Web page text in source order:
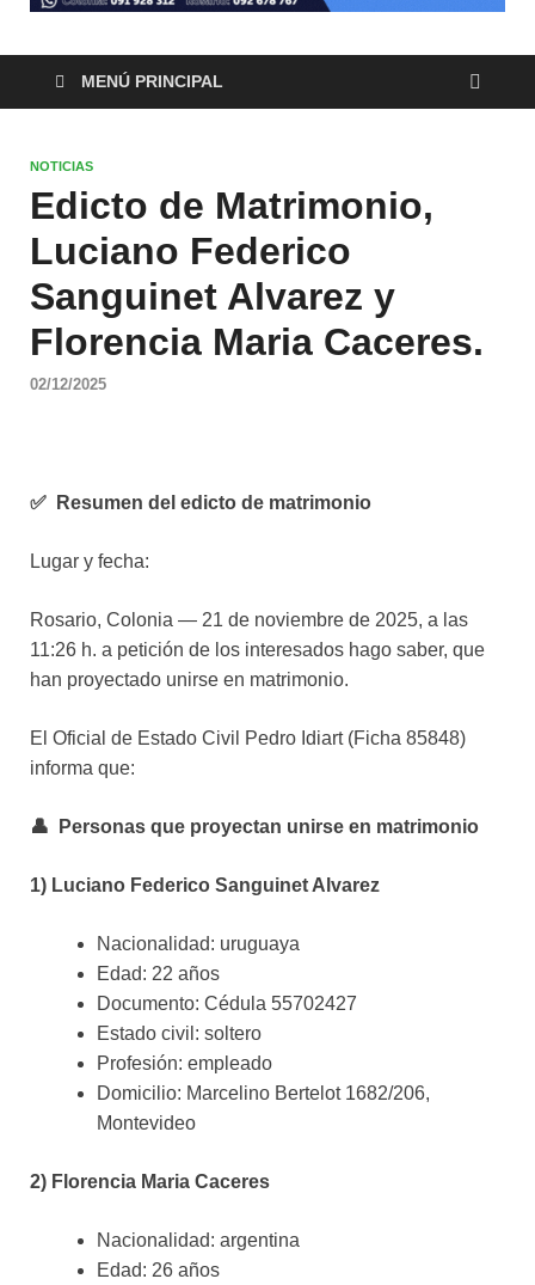
MENÚ PRINCIPAL
NOTICIAS
Edicto de Matrimonio,
Luciano Federico
Sanguinet Alvarez y
Florencia Maria Caceres.
02/12/2025
✅ Resumen del edicto de matrimonio
Lugar y fecha:
Rosario, Colonia — 21 de noviembre de 2025, a las
11:26 h. a petición de los interesados hago saber, que
han proyectado unirse en matrimonio.
El Oficial de Estado Civil Pedro Idiart (Ficha 85848)
informa que:
👤 Personas que proyectan unirse en matrimonio
1) Luciano Federico Sanguinet Alvarez
Nacionalidad: uruguaya
Edad: 22 años
Documento: Cédula 55702427
Estado civil: soltero
Profesión: empleado
Domicilio: Marcelino Bertelot 1682/206,
Montevideo
2) Florencia Maria Caceres
Nacionalidad: argentina
Edad: 26 años